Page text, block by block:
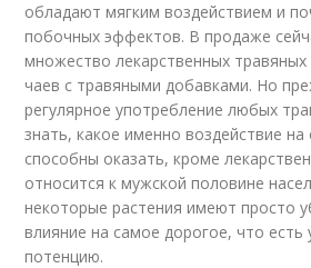
обладают мягким воздействием и
побочных эффектов. В продаже
множество лекарственных
чаев с травяными добавками. Но
регулярное употребление любых
знать, какое именно воздействие на
способны оказать, кроме
относится к мужской половине
некоторые растения имеют просто
влияние на самое дорогое, что
потенцию.